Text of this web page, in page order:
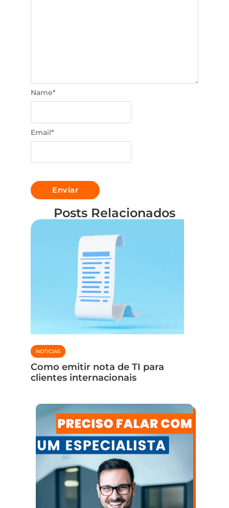
Name*
Email*
Posts Relacionados
NOTICIAS
Como emitir nota de TI para
clientes internacionais